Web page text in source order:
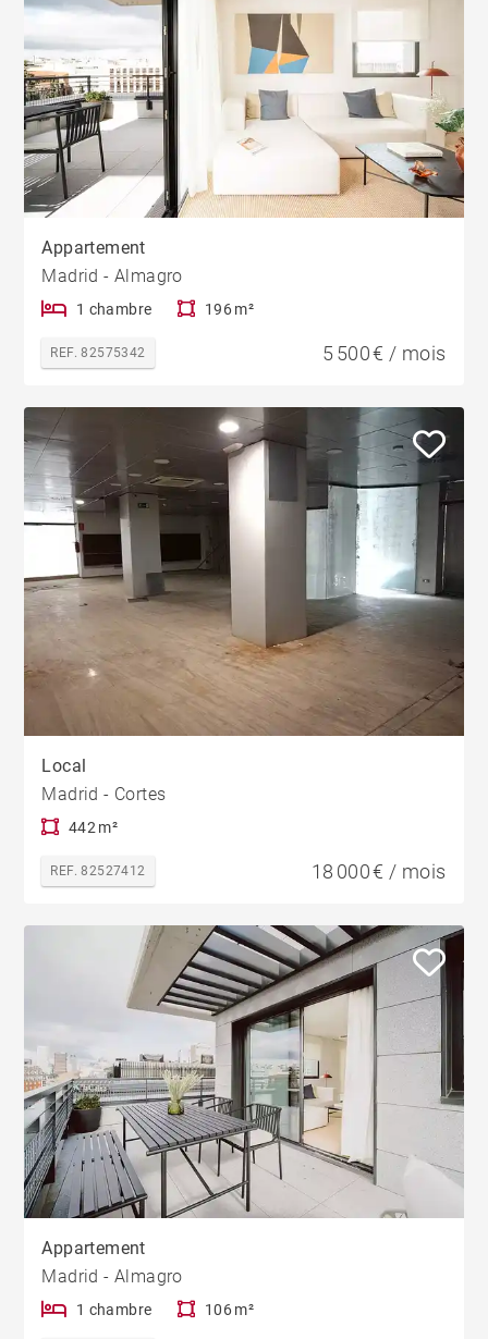
Appartement
Madrid - Almagro
1 chambre 196 m²
REF. 82575342 5 500 € / mois
Local
Madrid - Cortes
442 m²
REF. 82527412 18 000 € / mois
Appartement
Madrid - Almagro
1 chambre 106 m²